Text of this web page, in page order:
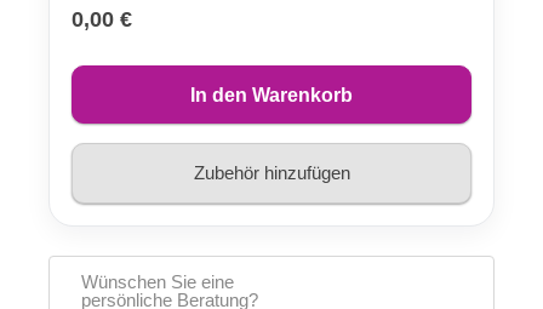
0,00 €
In den Warenkorb
Zubehör hinzufügen
Wünschen Sie eine
persönliche Beratung?